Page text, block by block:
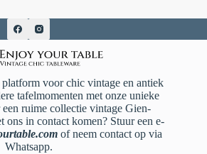
voor chic vintage en antiek
tafelmomenten met onze unieke
ruime collectie vintage Gien-
ons in contact komen? Stuur een e-
of neem contact op via
Whatsapp.